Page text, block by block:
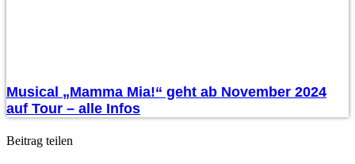
Musical „Mamma Mia!“ geht ab November 2024
auf Tour – alle Infos
Beitrag teilen